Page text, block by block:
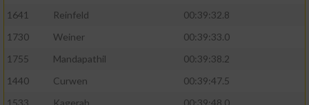
1641
Reinfeld
00:39:32.8
1730
Weiner
00:39:33.0
1755
Mandapathil
00:39:38.2
1440
Curwen
00:39:47.5
Geräte anhand von aktiv angeforderten